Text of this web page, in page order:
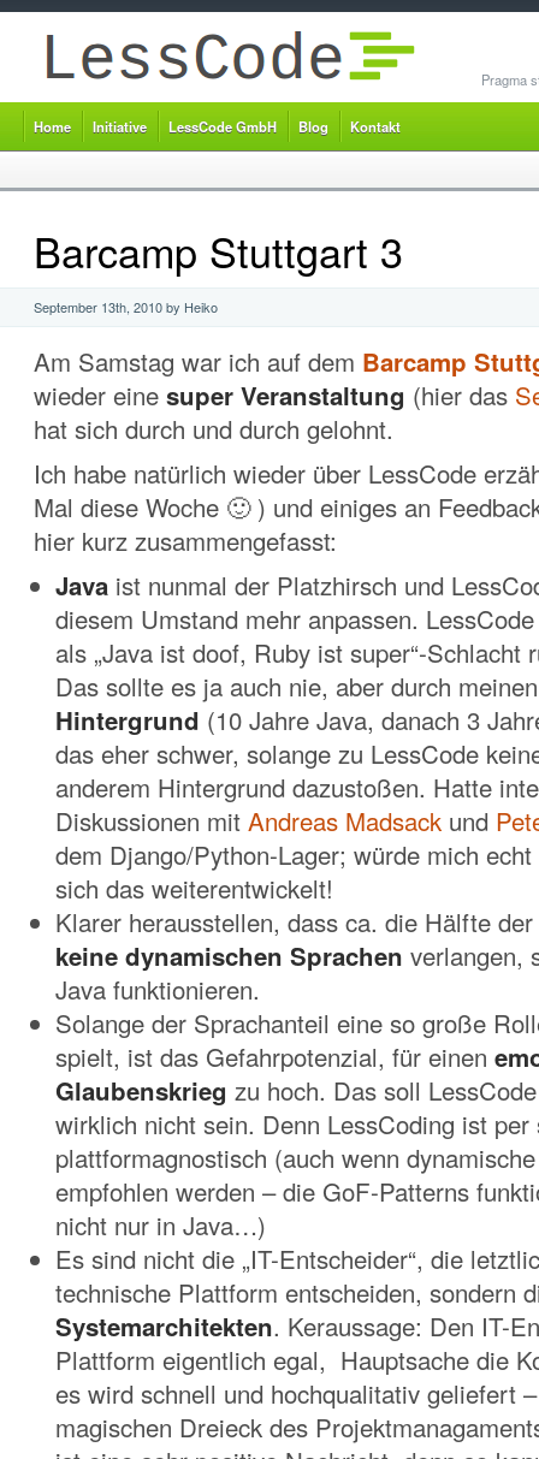
Pragma
Home Initiative LessCode GmbH Blog Kontakt
Barcamp Stuttgart 3
September 13th, 2010 by Heiko
Am Samstag war ich auf dem Barcamp
wieder eine super Veranstaltung (hier das
hat sich durch und durch gelohnt.
Ich habe natürlich wieder über LessCode
Mal diese Woche 🙂 ) und einiges an
hier kurz zusammengefasst:
Java ist nunmal der Platzhirsch und
diesem Umstand mehr anpassen.
als „Java ist doof, Ruby ist super“-Schlacht
Das sollte es ja auch nie, aber durch
Hintergrund (10 Jahre Java, danach 3
das eher schwer, solange zu LessCode
anderem Hintergrund dazustoßen. Hatte
Diskussionen mitAndreas Madsack und
dem Django/Python-Lager; würde mich
sich das weiterentwickelt!
Klarer herausstellen, dass ca. die Hälfte
keine dynamischen Sprachen verlangen,
Java funktionieren.
Solange der Sprachanteil eine so große
spielt, ist das Gefahrpotenzial, für einen
Glaubenskrieg zu hoch. Das soll
wirklich nicht sein. Denn LessCoding ist per
plattformagnostisch (auch wenn
empfohlen werden – die GoF-Patterns
nicht nur in Java…)
Es sind nicht die „IT-Entscheider“, die
technische Plattform entscheiden, sondern
Systemarchitekten. Keraussage: Den IT-
Plattform eigentlich egal, Hauptsache die
es wird schnell und hochqualitativ geliefert
magischen Dreieck des